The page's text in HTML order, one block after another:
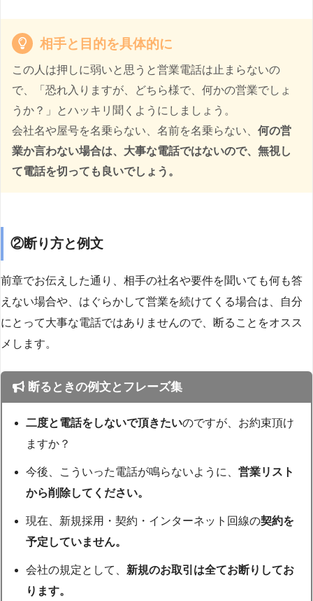
相手と目的を具体的に
この人は押しに弱いと思うと営業電話は止まらないの
で、「恐れ入りますが、どちら様で、何かの営業でしょ
うか？」とハッキリ聞くようにしましょう。
会社名や屋号を名乗らない、名前を名乗らない、 何の営
業か言わない場合は、大事な電話ではないので、無視し
て電話を切っても良いでしょう。
②断り方と例文
前章でお伝えした通り、相手の社名や要件を聞いても何も答
えない場合や、はぐらかして営業を続けてくる場合は、自分
にとって大事な電話ではありませんので、断ることをオスス
メします。
断るときの例文とフレーズ集
二度と電話をしないで頂きたいのですが、お約束頂け
ますか？
今後、こういった電話が鳴らないように、営業リスト
から削除してください。
現在、新規採用・契約・インターネット回線の契約を
予定していません。
会社の規定として、 新規のお取引は全てお断りしてお
ります。